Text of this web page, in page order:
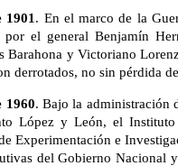
. En el marco de la
por el general Benjamín
Barahona y Victoriano
derrotados, no sin pérdida
1960. Bajo la administración
López y León, el
Experimentación e
del Gobierno